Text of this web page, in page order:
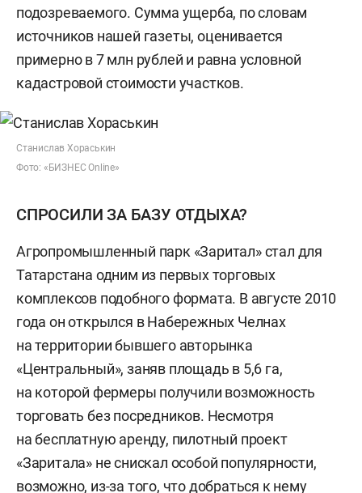
подозреваемого. Сумма ущерба, по словам
источников нашей газеты, оценивается
примерно в 7 млн рублей и равна условной
кадастровой стоимости участков.
Станислав Хораськин
Фото: «БИЗНЕС Online»
СПРОСИЛИ ЗА БАЗУ ОТДЫХА?
Агропромышленный парк «Заритал» стал для
Татарстана одним из первых торговых
комплексов подобного формата. В августе 2010
года он открылся в Набережных Челнах
на территории бывшего авторынка
«Центральный», заняв площадь в 5,6 га,
на которой фермеры получили возможность
торговать без посредников. Несмотря
на бесплатную аренду, пилотный проект
«Заритала» не снискал особой популярности,
возможно, из-за того, что добраться к нему